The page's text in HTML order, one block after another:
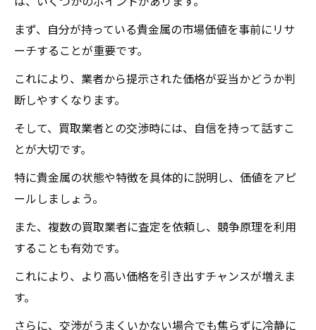
貴金属の保管方法
専門知識を身につける方法
まず、自分が持っている貴金属の市場価値を事前にリサ
ーチすることが重要です。
これにより、業者から提示された価格が妥当かどうか判
断しやすくなります。
そして、買取業者との交渉時には、自信を持って話すこ
とが大切です。
特に貴金属の状態や特徴を具体的に説明し、価値をアピ
ールしましょう。
また、複数の買取業者に査定を依頼し、競争原理を利用
することも有効です。
これにより、より高い価格を引き出すチャンスが増えま
す。
さらに、交渉がうまくいかない場合でも焦らずに冷静に